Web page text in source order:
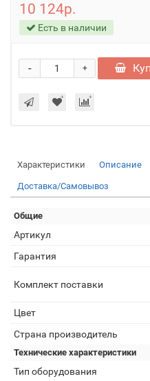
10 124р.
Есть в наличии
+
-
Характеристики Описание
Доставка/Самовывоз
Общие
Артикул
Гарантия
Комплект поставки
Цвет
Страна производитель
Технические характеристики
Тип оборудования